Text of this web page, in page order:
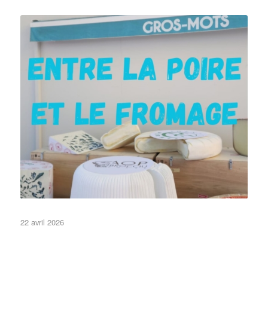
•Objets•
22 avril 2026